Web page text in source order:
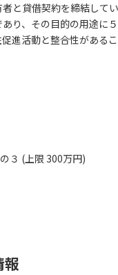
と貸借契約を締結して
り、その目的の用途に
進活動と整合性がある
３ (上限 300万円)
報
ドレス